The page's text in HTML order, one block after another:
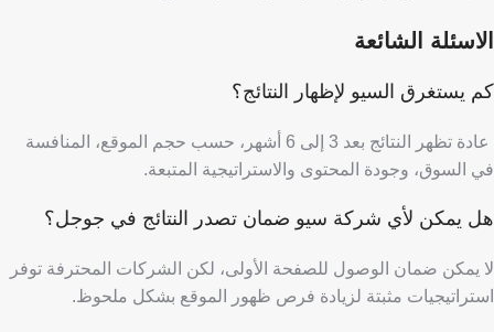
الاسئلة الشائعة
كم يستغرق السيو لإظهار النتائج؟
عادة تظهر النتائج بعد 3 إلى 6 أشهر، حسب حجم الموقع، المنافسة
في السوق، وجودة المحتوى والاستراتيجية المتبعة.
هل يمكن لأي شركة سيو ضمان تصدر النتائج في جوجل؟
لا يمكن ضمان الوصول للصفحة الأولى، لكن الشركات المحترفة توفر
استراتيجيات مثبتة لزيادة فرص ظهور الموقع بشكل ملحوظ.